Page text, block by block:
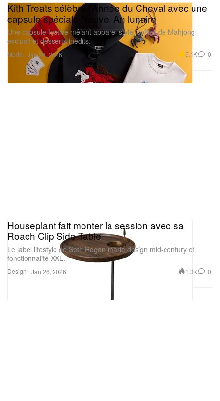
Mode
Kith Treats célèbre l’Année du Cheval avec une
capsule spéciale Nouvel An lunaire
Une capsule festive mêlant apparel stylé, coffret de Mahjong
exclusif et desserts inédits.
Jan 26, 2026 5.1K 0
Design
Houseplant fait monter la session avec sa
Roach Clip Side Table
Le label lifestyle de Seth Rogen marie design mid-century et
fonctionnalité XXL.
Jan 26, 2026 1.3K 0